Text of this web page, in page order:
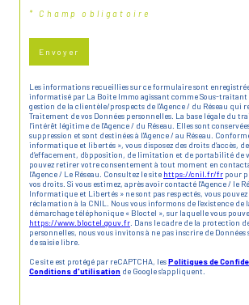
* Champ obligatoire
Envoyer
Les informations recueillies sur ce formulaire sont
informatisé par La Boite Immo agissant comme Sous-
gestion de la clientèle/prospects de l'Agence / du Réseau qui
Traitement de vos Données personnelles. La base légale du
l'intérêt légitime de l'Agence / du Réseau. Elles sont
suppression et sont destinées à l'Agence / au Réseau.
informatique et libertés », vous disposez des droits d’accès,
d’effacement, d’opposition, de limitation et de portabilité de
pouvez retirer votre consentement à tout moment en
l’Agence / Le Réseau. Consultez le site https://cnil.fr/fr pour
vos droits. Si vous estimez, après avoir contacté l'Agence / le
Informatique et Libertés » ne sont pas respectés, vous pouvez
réclamation à la CNIL. Nous vous informons de l’existence de
démarchage téléphonique « Bloctel », sur laquelle vous
https://www.bloctel.gouv.fr . Dans le cadre de la protection
personnelles, nous vous invitons à ne pas inscrire de Données
de saisie libre.
Ce site est protégé par reCAPTCHA, lesPolitiques de
Conditions d'utilisation de Google s'appliquent.